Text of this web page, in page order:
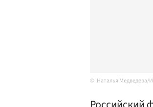
Наталья Медведева/